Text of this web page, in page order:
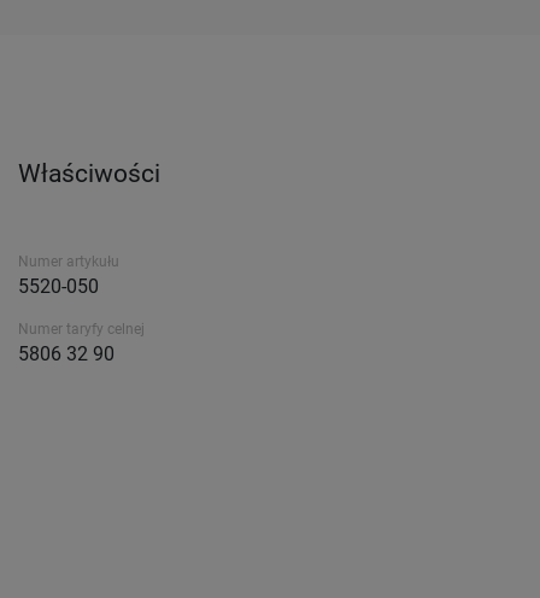
Właściwości
Numer artykułu
5520-050
Numer taryfy celnej
5806 32 90